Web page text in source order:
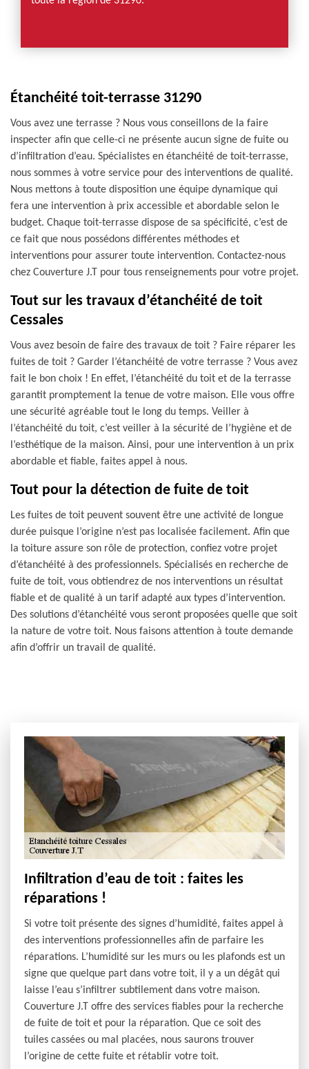
Étanchéité toit-terrasse 31290
Vous avez une terrasse ? Nous vous conseillons de la faire
inspecter afin que celle-ci ne présente aucun signe de fuite ou
d’infiltration d’eau. Spécialistes en étanchéité de toit-terrasse,
nous sommes à votre service pour des interventions de qualité.
Nous mettons à toute disposition une équipe dynamique qui
fera une intervention à prix accessible et abordable selon le
budget. Chaque toit-terrasse dispose de sa spécificité, c’est de
ce fait que nous possédons différentes méthodes et
interventions pour assurer toute intervention. Contactez-nous
chez Couverture J.T pour tous renseignements pour votre projet.
Tout sur les travaux d’étanchéité de toit
Cessales
Vous avez besoin de faire des travaux de toit ? Faire réparer les
fuites de toit ? Garder l’étanchéité de votre terrasse ? Vous avez
fait le bon choix ! En effet, l’étanchéité du toit et de la terrasse
garantit promptement la tenue de votre maison. Elle vous offre
une sécurité agréable tout le long du temps. Veiller à
l’étanchéité du toit, c’est veiller à la sécurité de l’hygiène et de
l’esthétique de la maison. Ainsi, pour une intervention à un prix
abordable et fiable, faites appel à nous.
Tout pour la détection de fuite de toit
Les fuites de toit peuvent souvent être une activité de longue
durée puisque l’origine n’est pas localisée facilement. Afin que
la toiture assure son rôle de protection, confiez votre projet
d’étanchéité à des professionnels. Spécialisés en recherche de
fuite de toit, vous obtiendrez de nos interventions un résultat
fiable et de qualité à un tarif adapté aux types d’intervention.
Des solutions d’étanchéité vous seront proposées quelle que soit
la nature de votre toit. Nous faisons attention à toute demande
afin d’offrir un travail de qualité.
Infiltration d’eau de toit : faites les
réparations !
Si votre toit présente des signes d’humidité, faites appel à
des interventions professionnelles afin de parfaire les
réparations. L’humidité sur les murs ou les plafonds est un
signe que quelque part dans votre toit, il y a un dégât qui
laisse l’eau s’infiltrer subtilement dans votre maison.
Couverture J.T offre des services fiables pour la recherche
de fuite de toit et pour la réparation. Que ce soit des
tuiles cassées ou mal placées, nous saurons trouver
l’origine de cette fuite et rétablir votre toit.